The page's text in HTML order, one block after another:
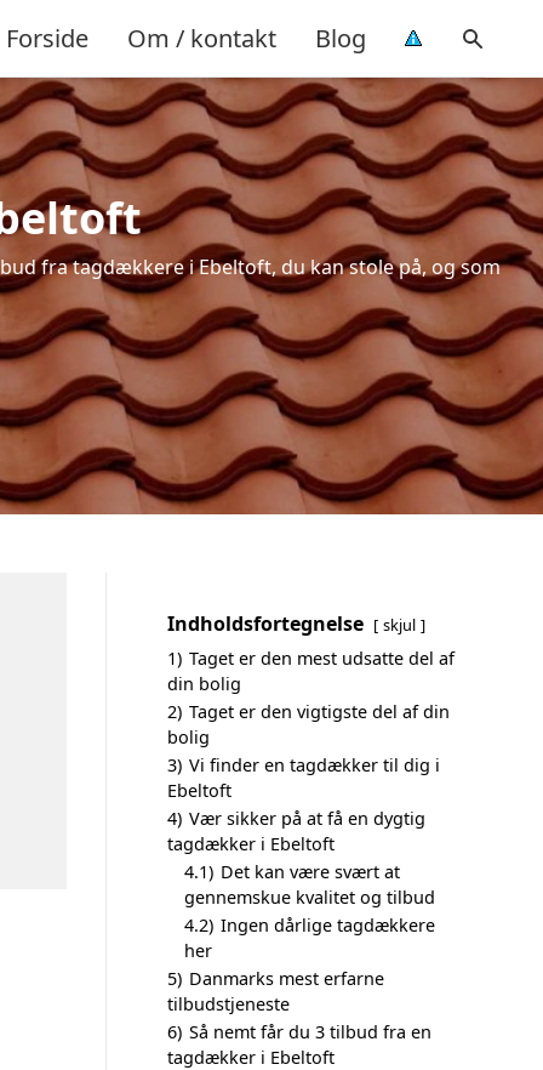
Forside Om / kontakt Blog
fra tagdækkere i Ebeltoft, du kan stole på, og som
Indholdsfortegnelse skjul
1) Taget er den mest udsatte del af
din bolig
2) Taget er den vigtigste del af din
bolig
3) Vi finder en tagdækker til dig i
Ebeltoft
4) Vær sikker på at få en dygtig
tagdækker i Ebeltoft
4.1) Det kan være svært at
gennemskue kvalitet og tilbud
4.2) Ingen dårlige tagdækkere
her
5) Danmarks mest erfarne
tilbudstjeneste
6) Så nemt får du 3 tilbud fra en
tagdækker i Ebeltoft